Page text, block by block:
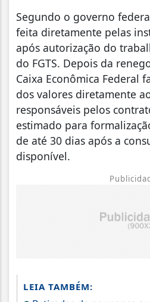
Segundo o governo
feita diretamente pelas
após autorização do
do FGTS. Depois da
Caixa Econômica Federal
dos valores diretamente
responsáveis pelos
estimado para
de até 30 dias após a
disponível.
LEIA TAMBÉM: